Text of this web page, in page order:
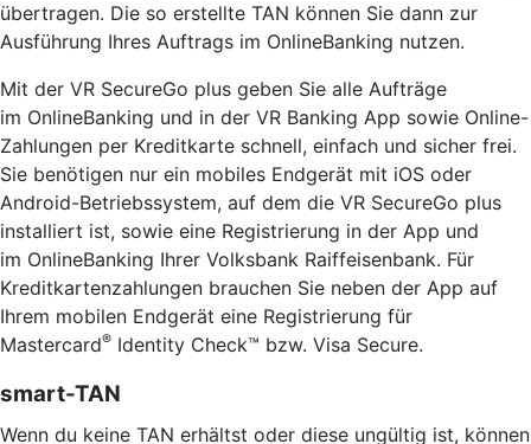
übertragen. Die so erstellte TAN können Sie dann zur
Ausführung Ihres Auftrags im OnlineBanking nutzen.
Mit der VR SecureGo plus geben Sie alle Aufträge
im OnlineBanking und in der VR Banking App sowie Online-
Zahlungen per Kreditkarte schnell, einfach und sicher frei.
Sie benötigen nur ein mobiles Endgerät mit iOS oder
Android-Betriebssystem, auf dem die VR SecureGo plus
installiert ist, sowie eine Registrierung in der App und
im OnlineBanking Ihrer Volksbank Raiffeisenbank. Für
Kreditkartenzahlungen brauchen Sie neben der App auf
Ihrem mobilen Endgerät eine Registrierung für
Mastercard® Identity Check™ bzw. Visa Secure.
smart-TAN
Wenn du keine TAN erhältst oder diese ungültig ist, können